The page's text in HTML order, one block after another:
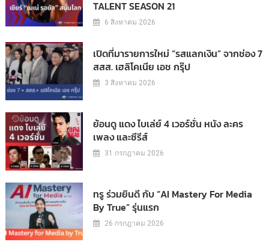
TALENT SEASON 21
6 สิงหาคม 2026
เปิดที่มารายการใหม่ “รสแลกเงิน” จากช่อง 7
สสส. เฮลิโคเนีย เอช กรุ๊ป
3 สิงหาคม 2026
ย้อนดู แดง ไบเล่ย์ 4 เวอร์ชั่น หนัง ละคร
เพลง และซีรีส์
31 กรกฎาคม 2026
ทรู ร่วมยินดี กับ “AI Mastery For Media
By True” รุ่นแรก
26 กรกฎาคม 2026